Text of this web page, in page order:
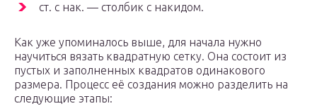
ст. с нак. — столбик с накидом.
Как уже упоминалось выше, для начала нужно
научиться вязать квадратную сетку. Она состоит из
пустых и заполненных квадратов одинакового
размера. Процесс её создания можно разделить на
следующие этапы: